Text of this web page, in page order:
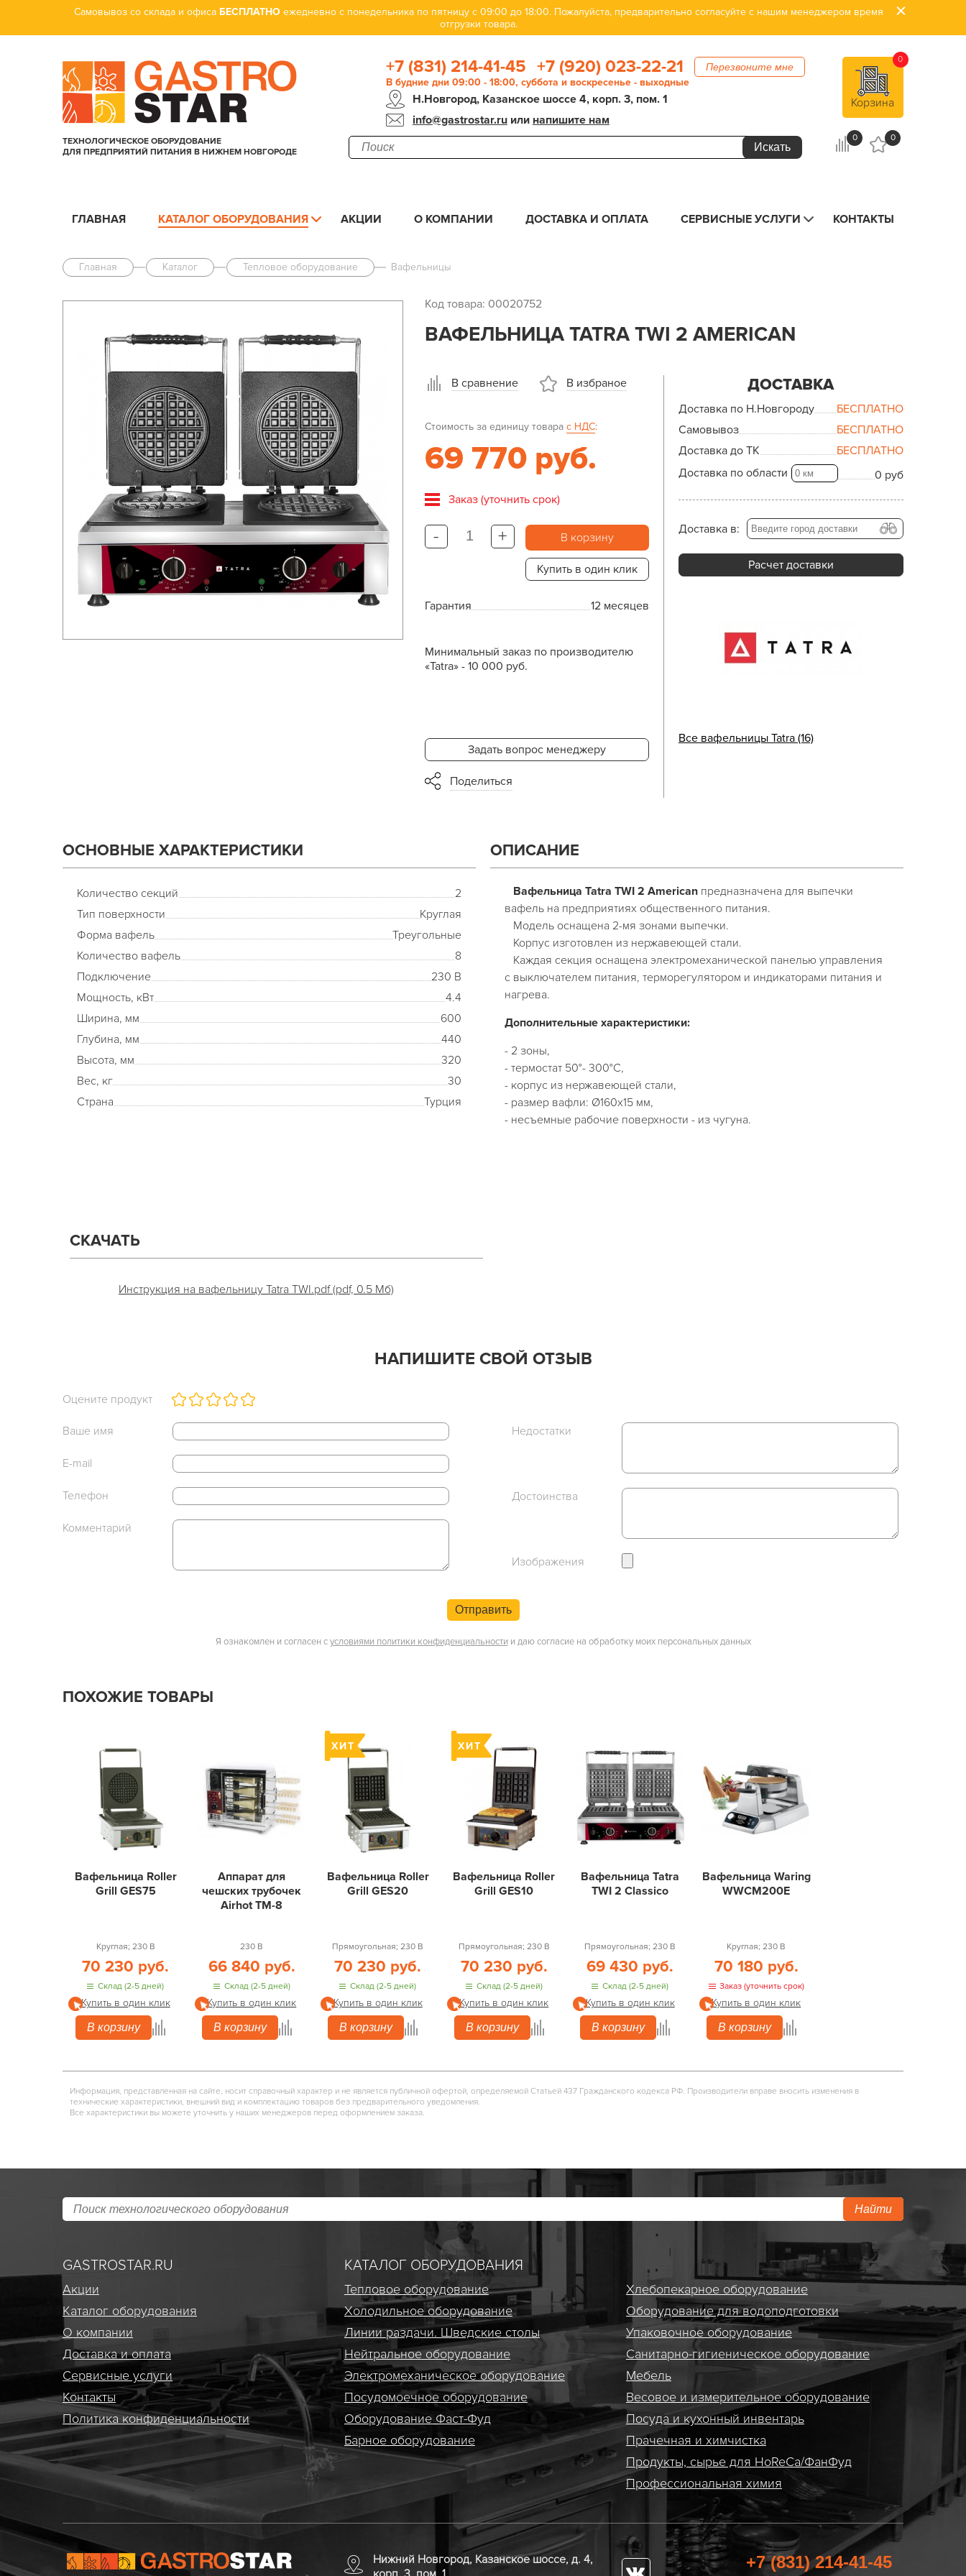
Самовывоз со склада и офиса БЕСПЛАТНО ежедневно с понедельника по пятницу с 09:00 до 18:00. Пожалуйста, предварительно согласуйте с нашим менеджером время
отгрузки товара.
ТЕХНОЛОГИЧЕСКОЕ ОБОРУДОВАНИЕ
ДЛЯ ПРЕДПРИЯТИЙ ПИТАНИЯ В НИЖНЕМ НОВГОРОДЕ
+7 (831) 214-41-45 +7 (920) 023-22-21 Перезвоните мне
В будние дни 09:00 - 18:00, суббота и воскресенье - выходные
Н.Новгород, Казанское шоссе 4, корп. 3, пом. 1
info@gastrostar.ruили напишите нам
Корзина
0
0 0
ГЛАВНАЯ КАТАЛОГ ОБОРУДОВАНИЯ АКЦИИ О КОМПАНИИ ДОСТАВКА И ОПЛАТА СЕРВИСНЫЕ УСЛУГИ КОНТАКТЫ
Главная Каталог Тепловое оборудование Вафельницы
Код товара: 00020752
ВАФЕЛЬНИЦА TATRA TWI 2 AMERICAN
В сравнение В избраное
Стоимость за единицу товара с НДС:
69 770 руб.
Заказ (уточнить срок)
- + В корзину
Купить в один клик
Гарантия 12 месяцев
Минимальный заказ по производителю
«Tatra» - 10 000 руб.
Задать вопрос менеджеру
Поделиться
ДОСТАВКА
Доставка по Н.Новгороду
БЕСПЛАТНО
Самовывоз
БЕСПЛАТНО
Доставка до ТК
БЕСПЛАТНО
Доставка по области
0 руб
Доставка в:
Расчет доставки
Все вафельницы Tatra (16)
ОСНОВНЫЕ ХАРАКТЕРИСТИКИ
Количество секций
2
Тип поверхности
Круглая
Форма вафель
Треугольные
Количество вафель
8
Подключение
230 В
Мощность, кВт
4.4
Ширина, мм
600
Глубина, мм
440
Высота, мм
320
Вес, кг
30
Страна
Турция
ОПИСАНИЕ
Вафельница Tatra TWI 2 American предназначена для выпечки
вафель на предприятиях общественного питания.
Модель оснащена 2-мя зонами выпечки.
Корпус изготовлен из нержавеющей стали.
Каждая секция оснащена электромеханической панелью управления
с выключателем питания, терморегулятором и индикаторами питания и
нагрева.
Дополнительные характеристики:
- 2 зоны,
- термостат 50°- 300°C,
- корпус из нержавеющей стали,
- размер вафли: Ø160х15 мм,
- несъемные рабочие поверхности - из чугуна.
СКАЧАТЬ
Инструкция на вафельницу Tatra TWI.pdf (pdf, 0.5 Мб)
НАПИШИТЕ СВОЙ ОТЗЫВ
Оцените продукт
Ваше имя
E-mail
Телефон
Комментарий
Недостатки
Достоинства
Изображения
Отправить
Я ознакомлен и согласен сусловиями политики конфиденциальности и даю согласие на обработку моих персональных данных
ПОХОЖИЕ ТОВАРЫ
Вафельница Roller
Grill GES75
Круглая; 230 В
70 230 руб.
Склад (2-5 дней)
Купить в один клик
В корзину
Аппарат для
чешских трубочек
Airhot TM-8
230 В
66 840 руб.
Склад (2-5 дней)
Купить в один клик
В корзину
Вафельница Roller
Grill GES20
Прямоугольная; 230 В
70 230 руб.
Склад (2-5 дней)
Купить в один клик
В корзину
Вафельница Roller
Grill GES10
Прямоугольная; 230 В
70 230 руб.
Склад (2-5 дней)
Купить в один клик
В корзину
Вафельница Tatra
TWI 2 Classico
Прямоугольная; 230 В
69 430 руб.
Склад (2-5 дней)
Купить в один клик
В корзину
Вафельница Waring
WWCM200E
Круглая; 230 В
70 180 руб.
Заказ (уточнить срок)
Купить в один клик
В корзину
Информация, представленная на сайте, носит справочный характер и не является публичной офертой, определяемой Статьей 437 Гражданского кодекса РФ. Производители вправе вносить изменения в
технические характеристики, внешний вид и комплектацию товаров без предварительного уведомления.
Все характеристики вы можете уточнить у наших менеджеров перед оформлением заказа.
Найти
GASTROSTAR.RU
Акции
Каталог оборудования
О компании
Доставка и оплата
Сервисные услуги
Контакты
Политика конфиденциальности
КАТАЛОГ ОБОРУДОВАНИЯ
Тепловое оборудование
Холодильное оборудование
Линии раздачи. Шведские столы
Нейтральное оборудование
Электро­механическое оборудование
Посудомоечное оборудование
Оборудование Фаст-Фуд
Барное оборудование
Хлебопекарное оборудование
Оборудование для водоподготовки
Упаковочное оборудование
Санитарно-гигиеническое оборудование
Мебель
Весовое и измерительное оборудование
Посуда и кухонный инвентарь
Прачечная и химчистка
Продукты, сырье для HoReCa/ФанФуд
Профессиональная химия
Нижний Новгород, Казанское шоссе, д. 4,
+7 (831) 214-41-45